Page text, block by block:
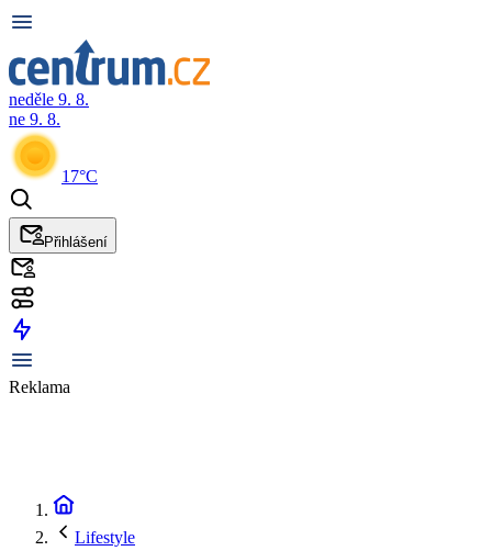
neděle 9. 8.
ne 9. 8.
17°C
Přihlášení
Reklama
Lifestyle